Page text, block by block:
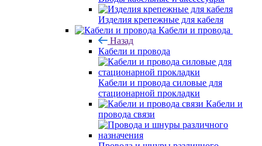
Изделия крепежные для кабеля
Кабели и провода
Назад
Кабели и провода
Кабели и провода силовые для
стационарной прокладки
Кабели и
провода связи